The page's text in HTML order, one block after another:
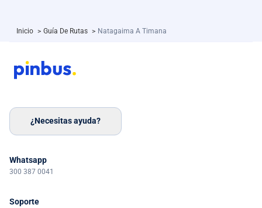
Inicio > Guía De Rutas > Natagaima A Timana
¿Necesitas ayuda?
Whatsapp
300 387 0041
Soporte